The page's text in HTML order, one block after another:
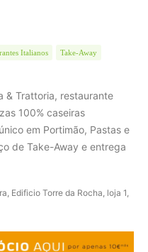
Italianos Take-Away
& Trattoria, restaurante
100% caseiras
em Portimão, Pastas e
de Take-Away e entrega
Edificio Torre da Rocha, loja 1,